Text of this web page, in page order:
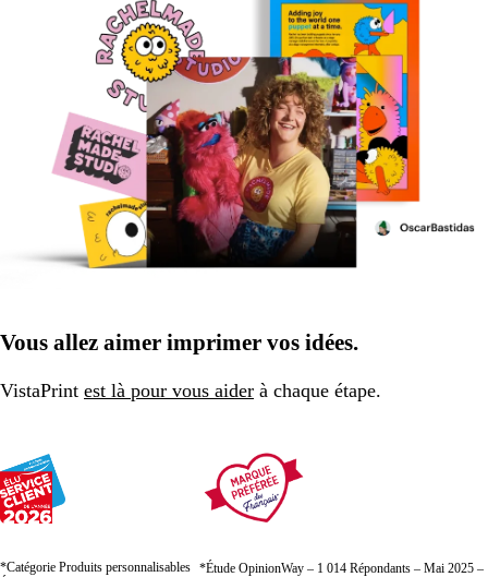
Vous allez aimer imprimer vos idées.
VistaPrint est là pour vous aider à chaque étape.
*Catégorie Produits personnalisables *Étude OpinionWay – 1 014 Répondants – Mai 2025 –